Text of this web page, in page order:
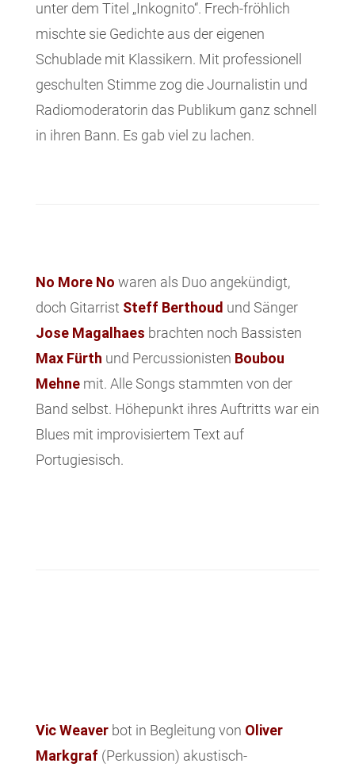
unter dem Titel „Inkognito“. Frech-fröhlich
mischte sie Gedichte aus der eigenen
Schublade mit Klassikern. Mit professionell
geschulten Stimme zog die Journalistin und
Radiomoderatorin das Publikum ganz schnell
in ihren Bann. Es gab viel zu lachen.
No More No waren als Duo angekündigt,
doch Gitarrist Steff Berthoud und Sänger
Jose Magalhaes brachten noch Bassisten
Max Fürth und Percussionisten Boubou
Mehnemit. Alle Songs stammten von der
Band selbst. Höhepunkt ihres Auftritts war ein
Blues mit improvisiertem Text auf
Portugiesisch.
Vic Weaverbot in Begleitung von Oliver
Markgraf (Perkussion) akustisch-